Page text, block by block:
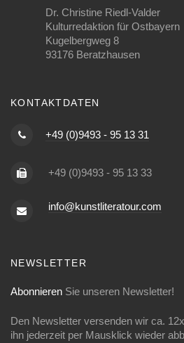
Dr. Christine Riedl-Valder
Kulturredaktion für Ostbayern
Kugelbergweg 8
93176 Beratzhausen
KONTAKTDATEN
+49 (0)9493 - 95 13 31
+49 (0)9493 - 95 13 33
info@kunstliteratour.com
NEWSLETTER
Abonnieren Sie unseren Newsletter!
Den Newsletter versenden wir ca.
ihn jederzeit per Mausklick wieder